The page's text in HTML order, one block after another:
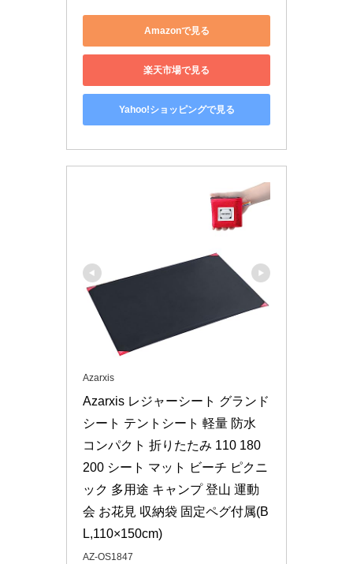
Amazonで見る
楽天市場で見る
Yahoo!ショッピングで見る
Azarxis
Azarxis レジャーシート グランド
シート テントシート 軽量 防水
コンパクト 折りたたみ 110 180
200 シート マット ビーチ ピクニ
ック 多用途 キャンプ 登山 運動
会 お花見 収納袋 固定ペグ付属(B
L,110×150cm)
AZ-OS1847